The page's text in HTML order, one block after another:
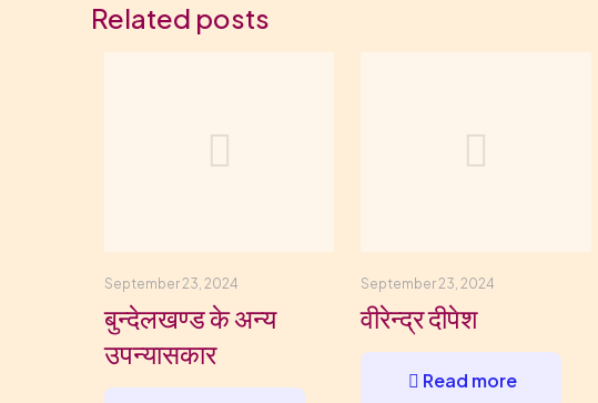
Related posts
September 23, 2024
बुन्देलखण्ड के अन्य
उपन्यासकार
September 23, 2024
वीरेन्द्र दीपेश
Read more